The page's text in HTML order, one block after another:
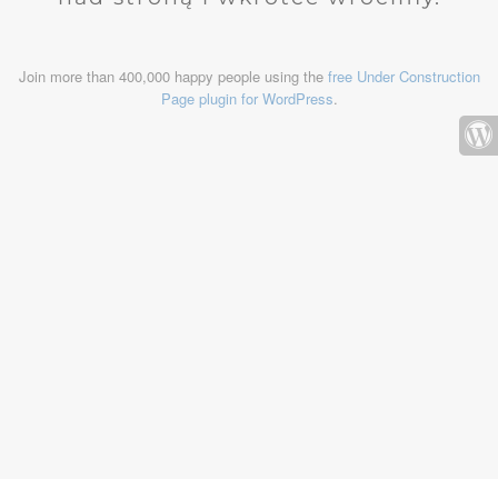
Join more than 400,000 happy people using the free Under Construction
Page plugin for WordPress.